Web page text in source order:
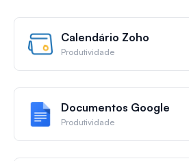
Calendário Zoho
Produtividade
Documentos Google
Produtividade